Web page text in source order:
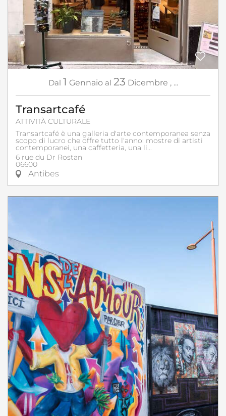
Dal 1 Gennaio al 23 Dicembre , ...
Transartcafé
ATTIVITÀ CULTURALE
Transartcafé è una galleria d'arte contemporanea senza
scopo di lucro che offre tutto l'anno: mostre di artisti
contemporanei, una caffetteria, una li...
6 rue du Dr Rostan
06600
Antibes